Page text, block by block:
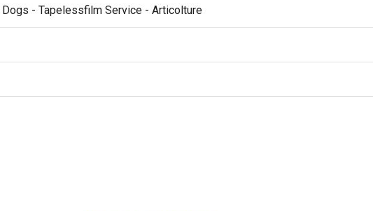
- Tapelessfilm Service - Articolture